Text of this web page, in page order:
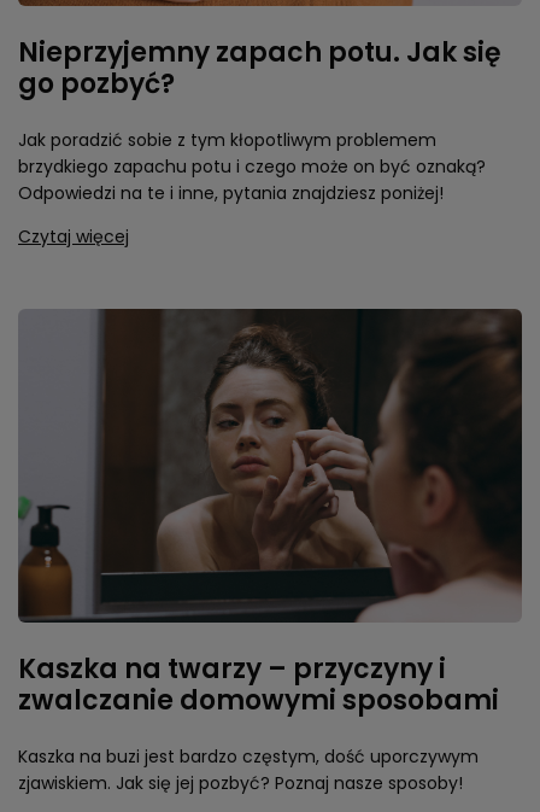
Nieprzyjemny zapach potu. Jak się
go pozbyć?
Jak poradzić sobie z tym kłopotliwym problemem
brzydkiego zapachu potu i czego może on być oznaką?
Odpowiedzi na te i inne, pytania znajdziesz poniżej!
Czytaj więcej
Kaszka na twarzy – przyczyny i
zwalczanie domowymi sposobami
Kaszka na buzi jest bardzo częstym, dość uporczywym
zjawiskiem. Jak się jej pozbyć? Poznaj nasze sposoby!